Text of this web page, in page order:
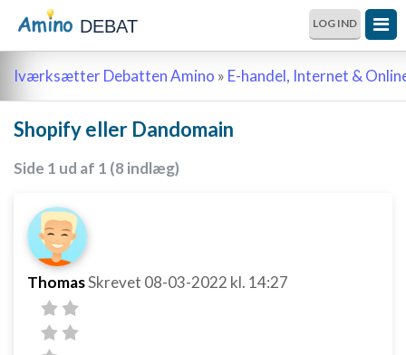
DEBAT LOG IND
Iværksætter Debatten Amino » E-handel, Internet &
Shopify eller Dandomain
Side 1 ud af 1 (8 indlæg)
ThomasSkrevet 08-03-2022 kl. 14:27